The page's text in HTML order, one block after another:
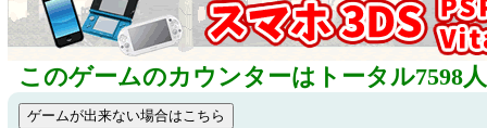
このゲームのカウンターはトータル7598